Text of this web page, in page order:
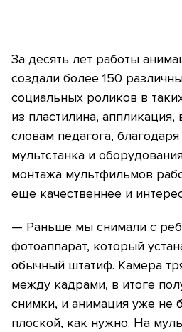
За десять лет работы
создали более 150
социальных роликов в
из пластилина,
словам педагога,
мультстанка и
монтажа мультфильмов
еще качественнее и
— Раньше мы снимали с
фотоаппарат, который
обычный штатиф. Камера
между кадрами, в итоге
снимки, и анимация уже не
плоской, как нужно. На